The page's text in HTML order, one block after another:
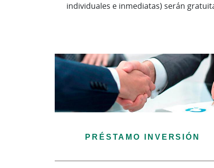
individuales e inmediatas) serán
PRÉSTAMO INVERSIÓN